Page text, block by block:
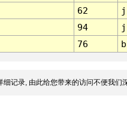
62
94
76
记录, 由此给您带来的访问不便我们